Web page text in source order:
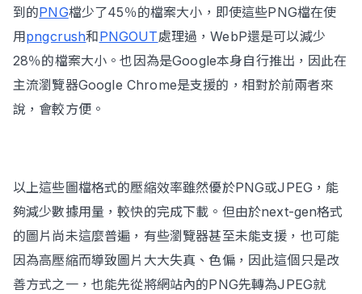
到的PNG檔少了45％的檔案大小，即使這些PNG檔在使
用pngcrush和PNGOUT處理過，WebP還是可以減少
28％的檔案大小。也因為是Google本身自行推出，因此在
主流瀏覽器Google Chrome是支援的，相對於前兩者來
說，會較方便。
以上這些圖檔格式的壓縮效率雖然優於PNG或JPEG，能
夠減少數據用量，較快的完成下載。但由於next-gen格式
的圖片尚未這麼普遍，有些瀏覽器甚至未能支援，也可能
因為高壓縮而導致圖片大大失真、色偏，因此這個只是改
善方式之一，也能先從將網站內的PNG先轉為JPEG就